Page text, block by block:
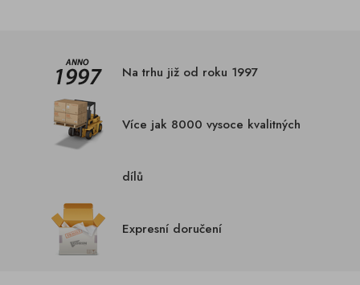
Na trhu již od roku 1997
Více jak 8000 vysoce kvalitných
dílů
Expresní doručení